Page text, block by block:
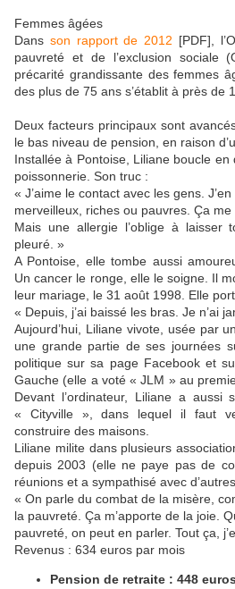
Femmes âgées
Dans son rapport de 2012 [PDF],
pauvreté et de l’exclusion sociale
précarité grandissante des femmes
des plus de 75 ans s’établit à près de
Deux facteurs principaux sont
le bas niveau de pension, en raison
Installée à Pontoise, Liliane boucle
poissonnerie. Son truc :
« J’aime le contact avec les gens.
merveilleux, riches ou pauvres. Ça
Mais une allergie l’oblige à laisser
pleuré. »
A Pontoise, elle tombe aussi
Un cancer le ronge, elle le soigne. Il
leur mariage, le 31 août 1998. Elle
« Depuis, j’ai baissé les bras. Je n’ai
Aujourd’hui, Liliane vivote, usée par
une grande partie de ses journées
politique sur sa page Facebook et
Gauche (elle a voté « JLM » au
Devant l’ordinateur, Liliane a aussi
« Cityville », dans lequel il faut
construire des maisons.
Liliane milite dans plusieurs
depuis 2003 (elle ne paye pas de
réunions et a sympathisé avec
« On parle du combat de la misère,
la pauvreté. Ça m’apporte de la joie.
pauvreté, on peut en parler. Tout ça,
Revenus : 634 euros par mois
Pension de retraite : 448